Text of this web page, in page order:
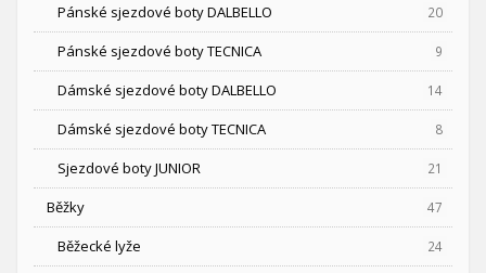
Pánské sjezdové boty DALBELLO 20
Pánské sjezdové boty TECNICA 9
Dámské sjezdové boty DALBELLO 14
Dámské sjezdové boty TECNICA 8
Sjezdové boty JUNIOR 21
Běžky 47
Běžecké lyže 24